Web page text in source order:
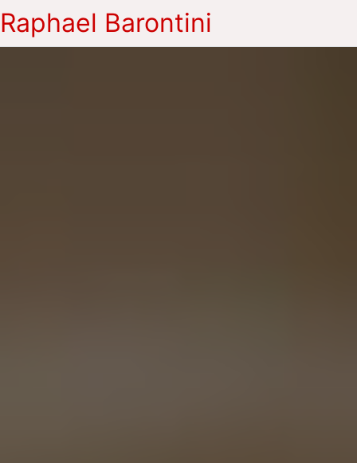
Raphael Barontini